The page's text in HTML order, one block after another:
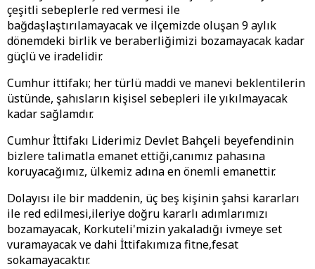
çeşitli sebeplerle red vermesi ile
bağdaşlaştırılamayacak ve ilçemizde oluşan 9 aylık
dönemdeki birlik ve beraberliğimizi bozamayacak kadar
güçlü ve iradelidir.
Cumhur ittifakı; her türlü maddi ve manevi beklentilerin
üstünde, şahısların kişisel sebepleri ile yıkılmayacak
kadar sağlamdır.
Cumhur İttifakı Liderimiz Devlet Bahçeli beyefendinin
bizlere talimatla emanet ettiği,canımız pahasına
koruyacağımız, ülkemiz adına en önemli emanettir.
Dolayısı ile bir maddenin, üç beş kişinin şahsi kararları
ile red edilmesi,ileriye doğru kararlı adımlarımızı
bozamayacak, Korkuteli'mizin yakaladığı ivmeye set
vuramayacak ve dahi İttifakımıza fitne,fesat
sokamayacaktır.